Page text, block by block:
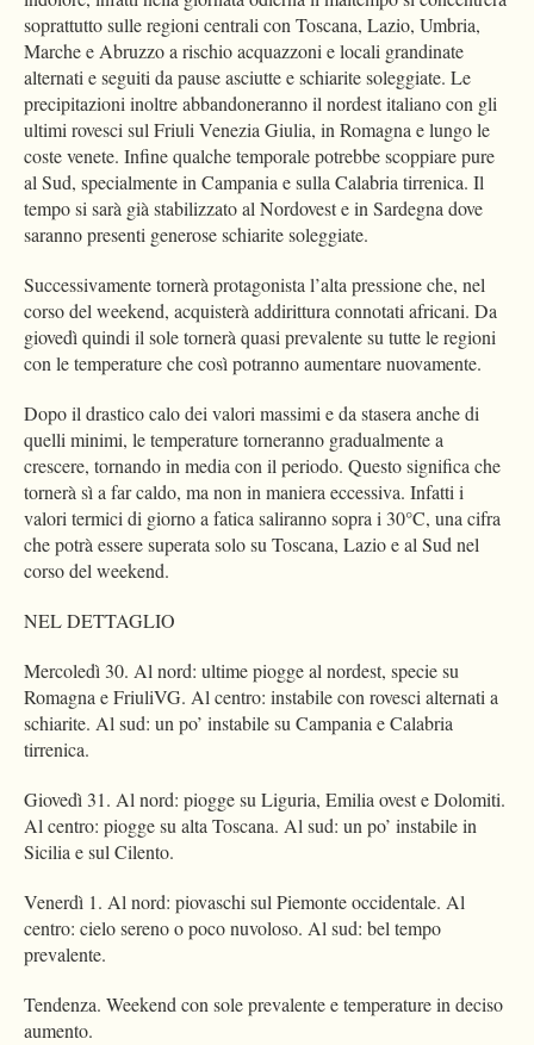
soprattutto sulle regioni centrali con Toscana, Lazio, Umbria,
Marche e Abruzzo a rischio acquazzoni e locali grandinate
alternati e seguiti da pause asciutte e schiarite soleggiate. Le
precipitazioni inoltre abbandoneranno il nordest italiano con gli
ultimi rovesci sul Friuli Venezia Giulia, in Romagna e lungo le
coste venete. Infine qualche temporale potrebbe scoppiare pure
al Sud, specialmente in Campania e sulla Calabria tirrenica. Il
tempo si sarà già stabilizzato al Nordovest e in Sardegna dove
saranno presenti generose schiarite soleggiate.
Successivamente tornerà protagonista l’alta pressione che, nel
corso del weekend, acquisterà addirittura connotati africani. Da
giovedì quindi il sole tornerà quasi prevalente su tutte le regioni
con le temperature che così potranno aumentare nuovamente.
Dopo il drastico calo dei valori massimi e da stasera anche di
quelli minimi, le temperature torneranno gradualmente a
crescere, tornando in media con il periodo. Questo significa che
tornerà sì a far caldo, ma non in maniera eccessiva. Infatti i
valori termici di giorno a fatica saliranno sopra i 30°C, una cifra
che potrà essere superata solo su Toscana, Lazio e al Sud nel
corso del weekend.
NEL DETTAGLIO
Mercoledì 30. Al nord: ultime piogge al nordest, specie su
Romagna e FriuliVG. Al centro: instabile con rovesci alternati a
schiarite. Al sud: un po’ instabile su Campania e Calabria
tirrenica.
Giovedì 31. Al nord: piogge su Liguria, Emilia ovest e Dolomiti.
Al centro: piogge su alta Toscana. Al sud: un po’ instabile in
Sicilia e sul Cilento.
Venerdì 1. Al nord: piovaschi sul Piemonte occidentale. Al
centro: cielo sereno o poco nuvoloso. Al sud: bel tempo
prevalente.
Tendenza. Weekend con sole prevalente e temperature in deciso
aumento.